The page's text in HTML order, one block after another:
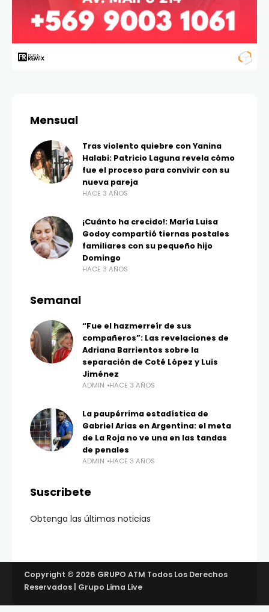
Mensual
Tras violento quiebre con Yanina
Halabi: Patricio Laguna revela cómo
fue el proceso para convivir con su
nueva pareja
HACE 3 AÑOS
¡Cuánto ha crecido!: María Luisa
Godoy compartió tiernas postales
familiares con su pequeño hijo
Domingo
HACE 3 AÑOS
Semanal
“Fue el hazmerreír de sus
compañeros”: Las revelaciones de
Adriana Barrientos sobre la
separación de Coté López y Luis
Jiménez
ADMIN HACE 3 AÑOS
La paupérrima estadística de
Gabriel Arias en Argentina: el meta
de La Roja no ve una en las tandas
de penales
ADMIN HACE 3 AÑOS
Suscribete
Obtenga las últimas noticias
Copyright © 2026 GRUPO ATM Todos Los Derechos
Reservados | Grupo Lima Live